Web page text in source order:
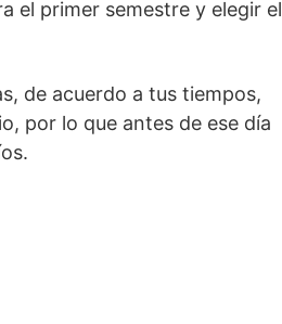
el primer semestre y elegir el
de acuerdo a tus tiempos,
por lo que antes de ese día